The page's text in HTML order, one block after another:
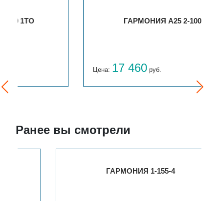
ГАРМОНИЯ А25 2-1000-3
руб.
Ранее вы смотрели
ГАРМОНИЯ 1-155-4